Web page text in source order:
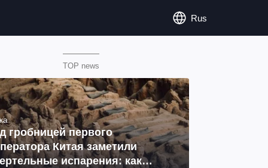
Rus
TOP news
гробницей первого
Китая заметили
испарения: как